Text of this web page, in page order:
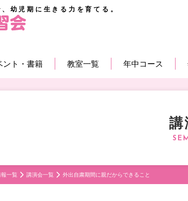
幼児期に生きる力を育てる。
ント・書籍 教室一覧 年中コース
講
一覧 講演会一覧 外出自粛期間に親だからできること